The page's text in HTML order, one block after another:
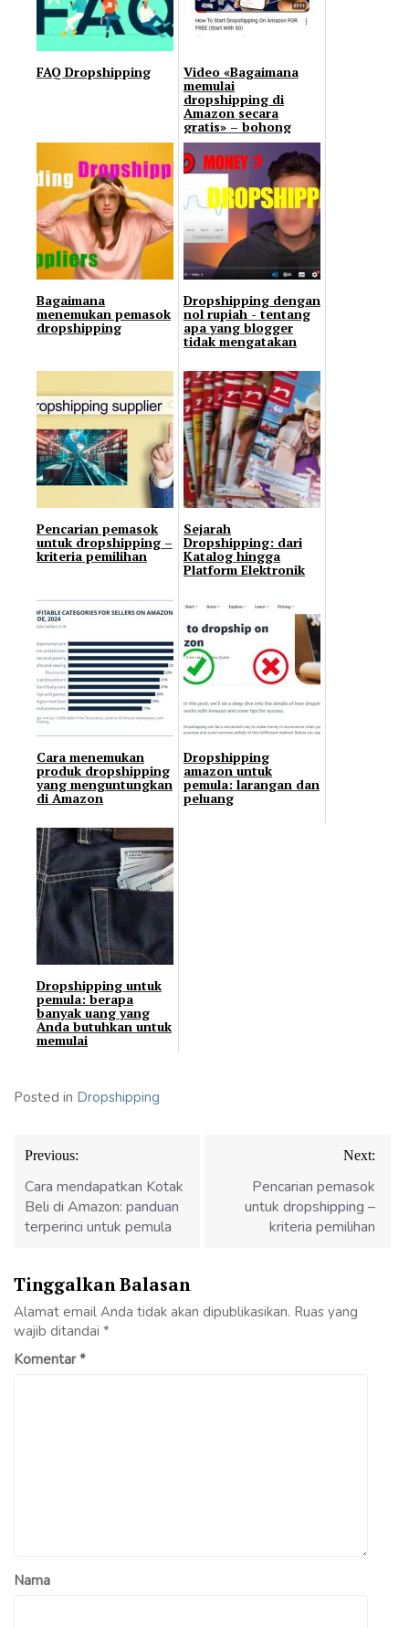
FAQ Dropshipping Video «Bagaimana
memulai
dropshipping di
Amazon secara
gratis» – bohong
atau benar?
Bagaimana
menemukan pemasok
dropshipping
Dropshipping dengan
nol rupiah - tentang
apa yang blogger
tidak mengatakan
Pencarian pemasok
untuk dropshipping –
kriteria pemilihan
Sejarah
Dropshipping: dari
Katalog hingga
Platform Elektronik
Cara menemukan
produk dropshipping
yang menguntungkan
di Amazon
Dropshipping
amazon untuk
pemula: larangan dan
peluang
Dropshipping untuk
pemula: berapa
banyak uang yang
Anda butuhkan untuk
memulai
Posted in Dropshipping
Navigasi
pos
Previous:
Cara mendapatkan Kotak
Beli di Amazon: panduan
terperinci untuk pemula
Next:
Pencarian pemasok
untuk dropshipping –
kriteria pemilihan
Tinggalkan Balasan
Alamat email Anda tidak akan dipublikasikan. Ruas yang
wajib ditandai *
Komentar*
Nama